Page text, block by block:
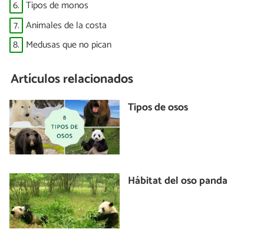
6. Tipos de monos
7. Animales de la costa
8. Medusas que no pican
Artículos relacionados
Tipos de osos
Hábitat del oso panda